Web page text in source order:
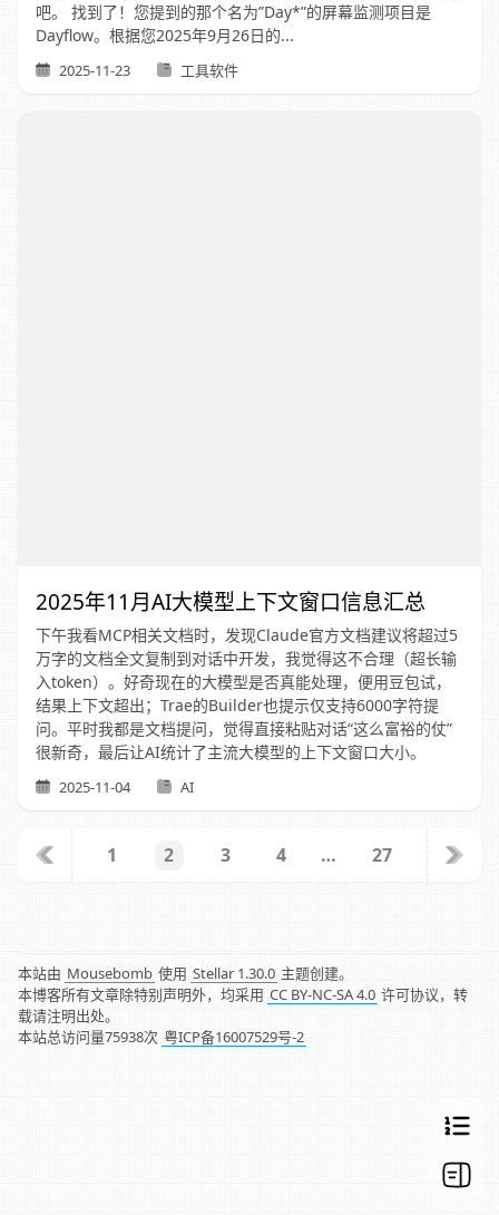
吧。 找到了！您提到的那个名为”Day*”的屏幕监测项目是
Dayflow。根据您2025年9月26日的...
2025-11-23 工具软件
2025年11月AI大模型上下文窗口信息汇总
下午我看MCP相关文档时，发现Claude官方文档建议将超过5
万字的文档全文复制到对话中开发，我觉得这不合理（超长输
入token）。好奇现在的大模型是否真能处理，便用豆包试，
结果上下文超出；Trae的Builder也提示仅支持6000字符提
问。平时我都是文档提问，觉得直接粘贴对话“这么富裕的仗”
很新奇，最后让AI统计了主流大模型的上下文窗口大小。
2025-11-04 AI
1 2 3 4 … 27
本站由 Mousebomb 使用 Stellar 1.30.0 主题创建。
本博客所有文章除特别声明外，均采用 CC BY-NC-SA 4.0 许可协议，转
载请注明出处。
本站总访问量75938次 粤ICP备16007529号-2